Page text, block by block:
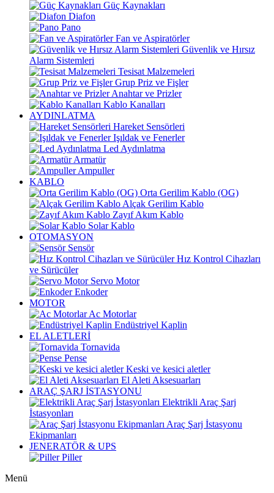
Güç Kaynakları
Diafon
Pano
Fan ve Aspiratörler
Güvenlik ve Hırsız
Alarm Sistemleri
Tesisat Malzemeleri
Grup Priz ve Fişler
Anahtar ve Prizler
Kablo Kanalları
AYDINLATMA
Hareket Sensörleri
Işıldak ve Fenerler
Led Aydınlatma
Armatür
Ampuller
KABLO
Orta Gerilim Kablo (OG)
Alçak Gerilim Kablo
Zayıf Akım Kablo
Solar Kablo
OTOMASYON
Sensör
Hız Kontrol Cihazları
ve Sürücüler
Servo Motor
Enkoder
MOTOR
Ac Motorlar
Endüstriyel Kaplin
EL ALETLERİ
Tornavida
Pense
Keski ve kesici aletler
El Aleti Aksesuarları
ARAÇ ŞARJ İSTASYONU
Elektrikli Araç Şarj
İstasyonları
Araç Şarj İstasyonu
Ekipmanları
JENERATÖR & UPS
Piller
Menü